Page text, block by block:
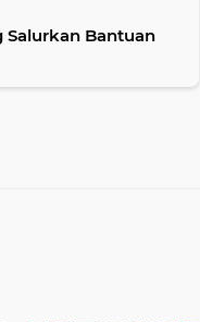
Salurkan Bantuan